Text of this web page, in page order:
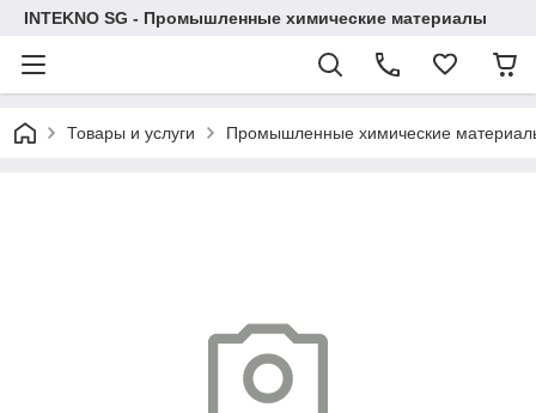
INTEKNO SG - Промышленные химические материалы
Товары и услуги Промышленные химические